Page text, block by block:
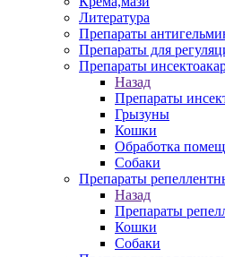
Литература
Препараты
Препараты для
Препараты
Назад
Препараты
Грызуны
Кошки
Обработка
Собаки
Препараты
Назад
Препараты
Кошки
Собаки